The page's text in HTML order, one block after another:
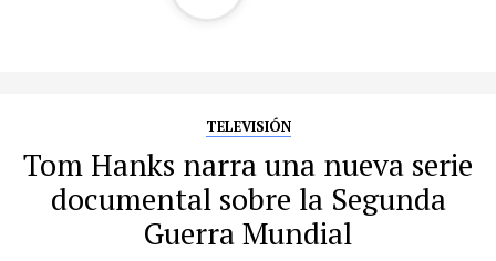
TELEVISIÓN
Tom Hanks narra una nueva serie
documental sobre la Segunda
Guerra Mundial